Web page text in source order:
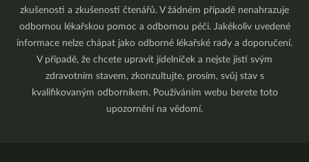
zkušenosti a zkušenosti čtenářů. V žádném případě nenahrazuje
odbornou lékařskou pomoc a odbornou péči. Jakékoliv uvedené
informace nelze chápat jako odborné lékařské rady a doporučení.
V případě, že chcete upravit jídelníček a nejste jistí svým
zdravotním stavem, zkonzultujte, prosím, svůj stav s
kvalifikovaným odborníkem. Používáním webu berete toto
upozornění na vědomí.